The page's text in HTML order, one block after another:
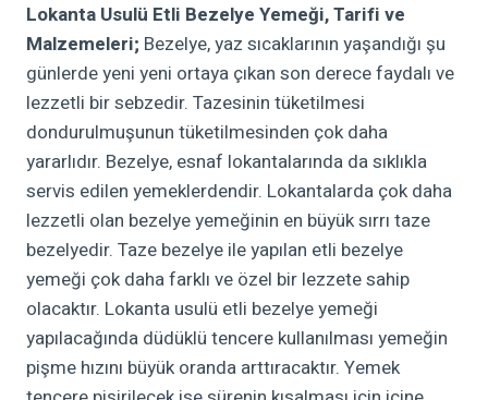
Lokanta Usulü Etli Bezelye Yemeği, Tarifi ve
Malzemeleri; Bezelye, yaz sıcaklarının yaşandığı şu
günlerde yeni yeni ortaya çıkan son derece faydalı ve
lezzetli bir sebzedir. Tazesinin tüketilmesi
dondurulmuşunun tüketilmesinden çok daha
yararlıdır. Bezelye, esnaf lokantalarında da sıklıkla
servis edilen yemeklerdendir. Lokantalarda çok daha
lezzetli olan bezelye yemeğinin en büyük sırrı taze
bezelyedir. Taze bezelye ile yapılan etli bezelye
yemeği çok daha farklı ve özel bir lezzete sahip
olacaktır. Lokanta usulü etli bezelye yemeği
yapılacağında düdüklü tencere kullanılması yemeğin
pişme hızını büyük oranda arttıracaktır. Yemek